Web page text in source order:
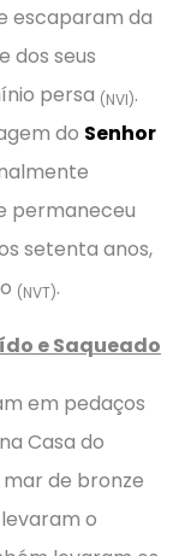
escaparam da
dos seus
persa (NVI).
do Senhor
permaneceu
setenta anos,
(NVT).
e Saqueado
em pedaços
Casa do
de bronze
o